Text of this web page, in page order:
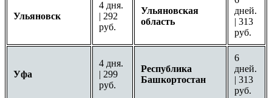
Ульяновск
4 дня.
| 292
руб.
Ульяновская
область
дней.
| 313
руб.
Уфа
4 дня.
| 299
руб.
Республика
Башкортостан
6
дней.
| 313
руб.